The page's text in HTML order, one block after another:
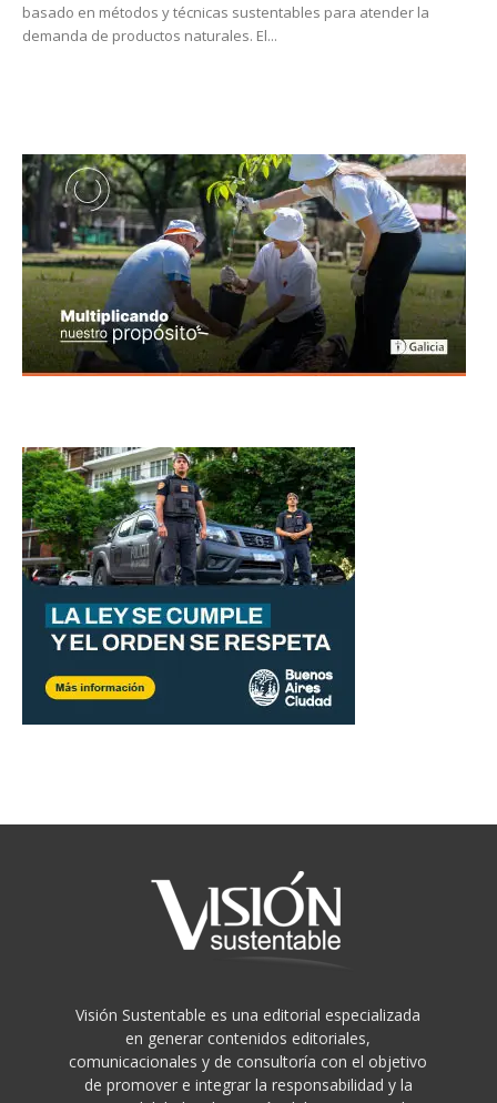
basado en métodos y técnicas sustentables para atender la
demanda de productos naturales. El...
Visión Sustentable es una editorial especializada
en generar contenidos editoriales,
comunicacionales y de consultoría con el objetivo
de promover e integrar la responsabilidad y la